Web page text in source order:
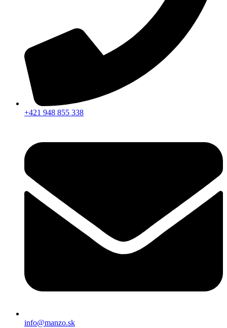
+421 948 855 338
info@manzo.sk